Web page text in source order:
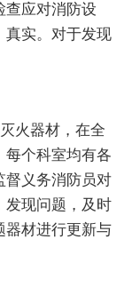
查应对消防设
真实。对于发现
火器材，在全
每个科室均有各
督义务消防员对
发现问题，及时
器材进行更新与